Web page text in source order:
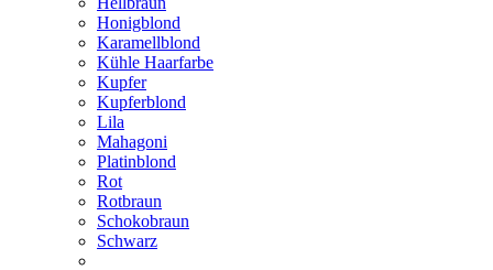
Honigblond
Karamellblond
Kühle Haarfarbe
Kupfer
Kupferblond
Lila
Mahagoni
Platinblond
Rot
Rotbraun
Schokobraun
Schwarz